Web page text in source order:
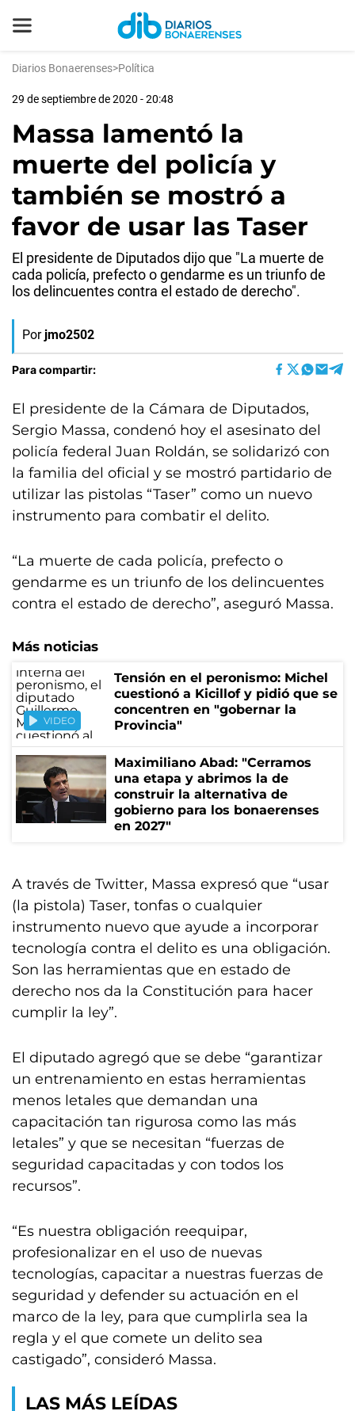
Diarios Bonaerenses>Política
29 de septiembre de 2020 - 20:48
Massa lamentó la
muerte del policía y
también se mostró a
favor de usar las Taser
El presidente de Diputados dijo que "La muerte de
cada policía, prefecto o gendarme es un triunfo de
los delincuentes contra el estado de derecho".
Por jmo2502
Para compartir:
El presidente de la Cámara de Diputados,
Sergio Massa, condenó hoy el asesinato del
policía federal Juan Roldán, se solidarizó con
la familia del oficial y se mostró partidario de
utilizar las pistolas “Taser” como un nuevo
instrumento para combatir el delito.
“La muerte de cada policía, prefecto o
gendarme es un triunfo de los delincuentes
contra el estado de derecho”, aseguró Massa.
Más noticias
VIDEO
Tensión en el peronismo: Michel
cuestionó a Kicillof y pidió que se
concentren en "gobernar la
Provincia"
Maximiliano Abad: "Cerramos
una etapa y abrimos la de
construir la alternativa de
gobierno para los bonaerenses
en 2027"
A través de Twitter, Massa expresó que “usar
(la pistola) Taser, tonfas o cualquier
instrumento nuevo que ayude a incorporar
tecnología contra el delito es una obligación.
Son las herramientas que en estado de
derecho nos da la Constitución para hacer
cumplir la ley”.
El diputado agregó que se debe “garantizar
un entrenamiento en estas herramientas
menos letales que demandan una
capacitación tan rigurosa como las más
letales” y que se necesitan “fuerzas de
seguridad capacitadas y con todos los
recursos”.
“Es nuestra obligación reequipar,
profesionalizar en el uso de nuevas
tecnologías, capacitar a nuestras fuerzas de
seguridad y defender su actuación en el
marco de la ley, para que cumplirla sea la
regla y el que comete un delito sea
castigado”, consideró Massa.
LAS MÁS LEÍDAS